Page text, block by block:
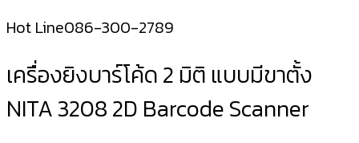
Hot Line086-300-2789
เครื่องยิงบาร์โค้ด 2 มิติ แบบมีขาตั้ง
NITA 3208 2D Barcode Scanner